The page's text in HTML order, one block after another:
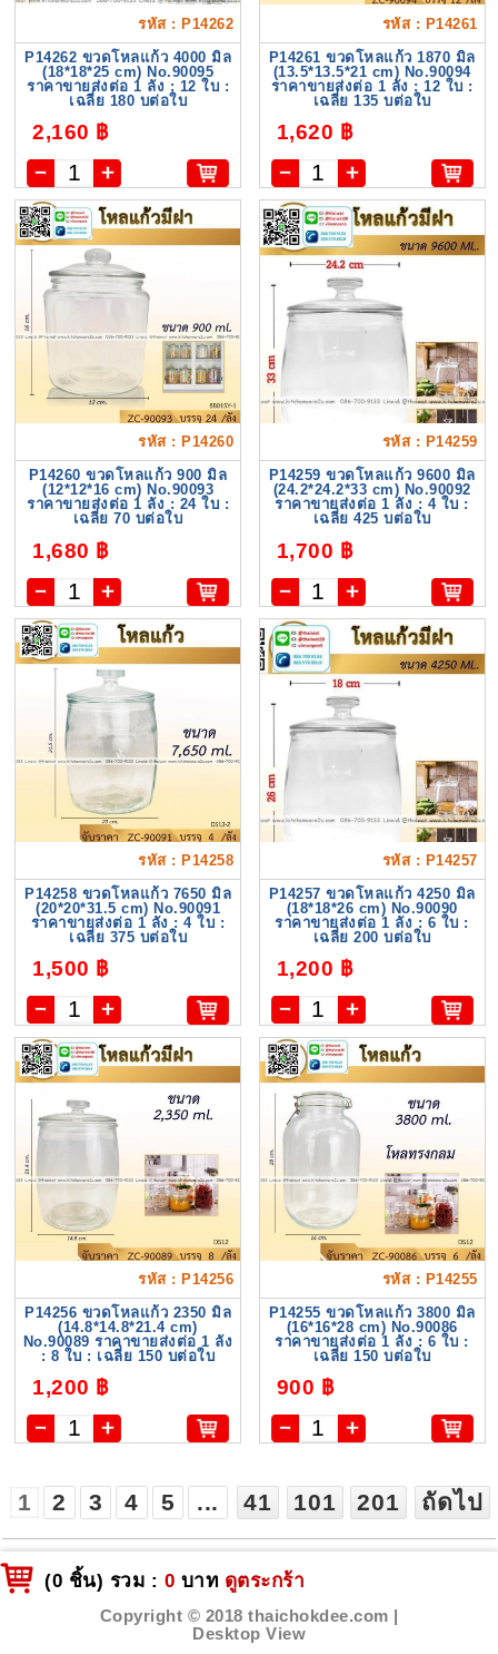
รหัส : P14262
P14262 ขวดโหลแก้ว 4000 มิล
(18*18*25 cm) No.90095
ราคาขายส่งต่อ 1 ลัง : 12 ใบ :
เฉลี่ย 180 บต่อใบ
2,160 ฿
รหัส : P14261
P14261 ขวดโหลแก้ว 1870 มิล
(13.5*13.5*21 cm) No.90094
ราคาขายส่งต่อ 1 ลัง : 12 ใบ :
เฉลี่ย 135 บต่อใบ
1,620 ฿
รหัส : P14260
P14260 ขวดโหลแก้ว 900 มิล
(12*12*16 cm) No.90093
ราคาขายส่งต่อ 1 ลัง : 24 ใบ :
เฉลี่ย 70 บต่อใบ
1,680 ฿
รหัส : P14259
P14259 ขวดโหลแก้ว 9600 มิล
(24.2*24.2*33 cm) No.90092
ราคาขายส่งต่อ 1 ลัง : 4 ใบ :
เฉลี่ย 425 บต่อใบ
1,700 ฿
รหัส : P14258
P14258 ขวดโหลแก้ว 7650 มิล
(20*20*31.5 cm) No.90091
ราคาขายส่งต่อ 1 ลัง : 4 ใบ :
เฉลี่ย 375 บต่อใบ
1,500 ฿
รหัส : P14257
P14257 ขวดโหลแก้ว 4250 มิล
(18*18*26 cm) No.90090
ราคาขายส่งต่อ 1 ลัง : 6 ใบ :
เฉลี่ย 200 บต่อใบ
1,200 ฿
รหัส : P14256
P14256 ขวดโหลแก้ว 2350 มิล
(14.8*14.8*21.4 cm)
No.90089 ราคาขายส่งต่อ 1 ลัง
: 8 ใบ : เฉลี่ย 150 บต่อใบ
1,200 ฿
รหัส : P14255
P14255 ขวดโหลแก้ว 3800 มิล
(16*16*28 cm) No.90086
ราคาขายส่งต่อ 1 ลัง : 6 ใบ :
เฉลี่ย 150 บต่อใบ
900 ฿
1 2 3 4 5 ... 41 101 201 ถัดไป
CLAIM
DELIVERY
SERVICE
สอบถาม
(0 ชิ้น) รวม : 0 บาท ดูตระกร้า
Copyright © 2018 thaichokdee.com |
Desktop View